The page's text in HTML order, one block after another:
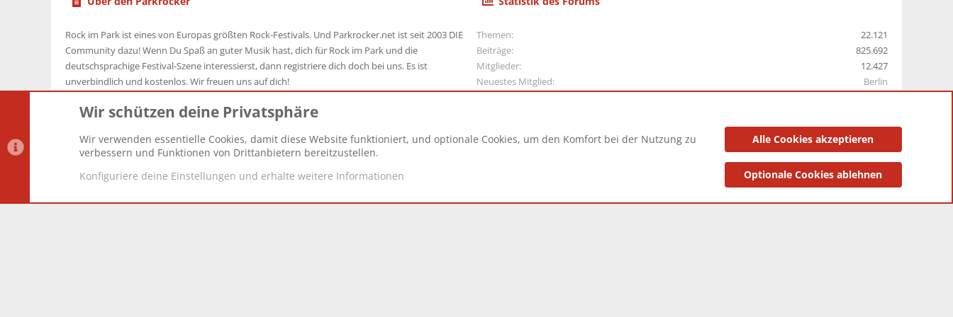
Rock im Park ist eines von Europas größten Rock-Festivals. Und Parkrocker.net ist seit 2003 DIE
Community dazu! Wenn Du Spaß an guter Musik hast, dich für Rock im Park und die
deutschsprachige Festival-Szene interessierst, dann registriere dich doch bei uns. Es ist
unverbindlich und kostenlos. Wir freuen uns auf dich!
Themen
22.121
Beiträge
825.692
Mitglieder
12.427
Neuestes Mitglied
Berlin
Datenschutz-Einstellungen PR Light Deutsch [Du] Datenschutzerklärung Impressum
Wir schützen deine Privatsphäre
Wir verwenden essentielle Cookies, damit diese Website funktioniert, und optionale Cookies, um den Komfort bei der Nutzung zu
verbessern und Funktionen von Drittanbietern bereitzustellen.
Konfiguriere deine Einstellungen und erhalte weitere Informationen
Alle Cookies akzeptieren
Optionale Cookies ablehnen